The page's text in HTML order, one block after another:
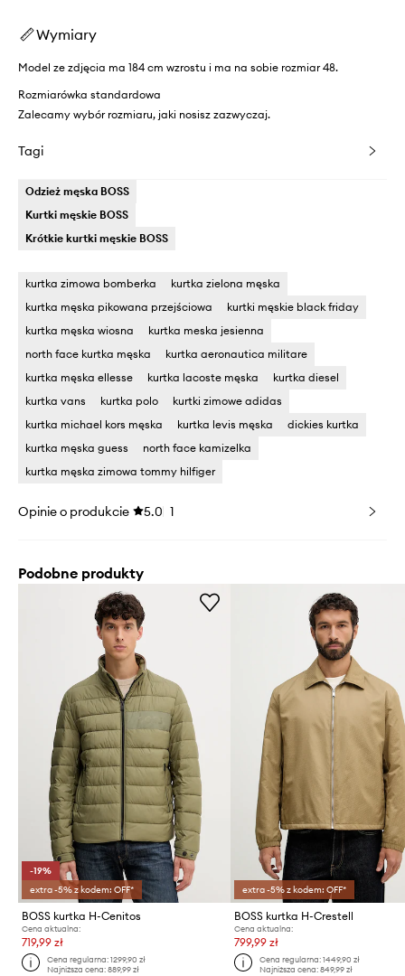
Wymiary
Model ze zdjęcia ma 184 cm wzrostu i ma na sobie rozmiar 48.
Rozmiarówka standardowa
Zalecamy wybór rozmiaru, jaki nosisz zazwyczaj.
Tagi
Odzież męska BOSS
Kurtki męskie BOSS
Krótkie kurtki męskie BOSS
kurtka zimowa bomberka
kurtka zielona męska
kurtka męska pikowana przejściowa
kurtki męskie black friday
kurtka męska wiosna
kurtka meska jesienna
north face kurtka męska
kurtka aeronautica militare
kurtka męska ellesse
kurtka lacoste męska
kurtka diesel
kurtka vans
kurtka polo
kurtki zimowe adidas
kurtka michael kors męska
kurtka levis męska
dickies kurtka
kurtka męska guess
north face kamizelka
kurtka męska zimowa tommy hilfiger
Opinie o produkcie 5.0 1
Podobne produkty
-19%
extra -5% z kodem: OFF*
BOSS kurtka H-Cenitos
Cena aktualna:
719,99 zł
Cena regularna:1299,90 zł
Najniższa cena:889,99 zł
extra -5% z kodem: OFF*
BOSS kurtka H-Crestell
Cena aktualna:
799,99 zł
Cena regularna: 1449,90 zł
Najniższa cena: 849,99 zł